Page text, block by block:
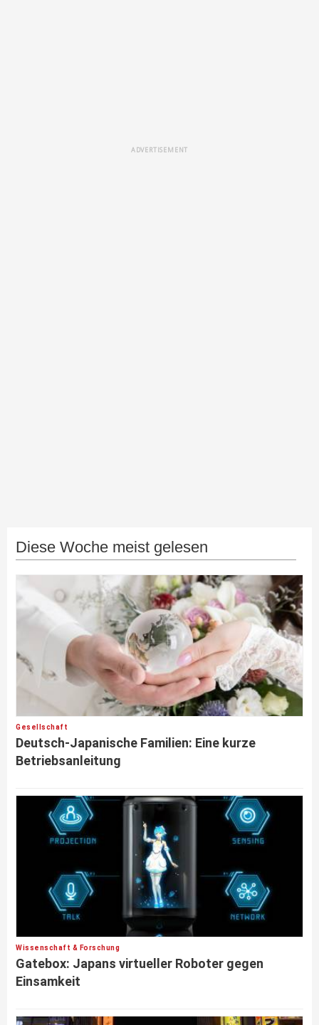
ADVERTISEMENT
Diese Woche meist gelesen
Gesellschaft
Deutsch-Japanische Familien: Eine kurze
Betriebsanleitung
Wissenschaft & Forschung
Gatebox: Japans virtueller Roboter gegen
Einsamkeit